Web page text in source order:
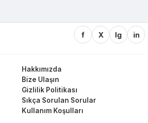
f X Ig in
Hakkımızda
Bize Ulaşın
Gizlilik Politikası
Sıkça Sorulan Sorular
Kullanım Koşulları